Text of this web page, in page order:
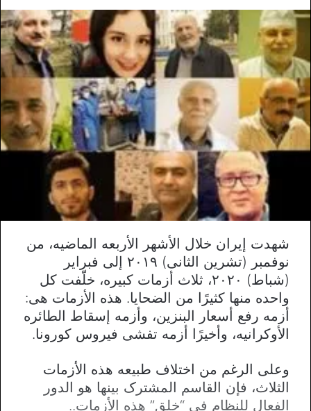
شهدت إیران خلال الأشهر الأربعه الماضیه، من
نوفمبر (تشرین الثانی) ۲۰۱۹ إلى فبرایر
(شباط) ۲۰۲۰، ثلاث أزمات کبیره، خلّفت کل
واحده منها کثیرًا من الضحایا. هذه الأزمات هی:
أزمه رفع أسعار البنزین، وأزمه إسقاط الطائره
الأوکرانیه، وأخیرًا أزمه تفشی فیروس کورونا.
وعلى الرغم من اختلاف طبیعه هذه الأزمات
الثلاث، فإن القاسم المشترک بینها هو الدور
الفعال للنظام فی “خلق” هذه الأزمات..